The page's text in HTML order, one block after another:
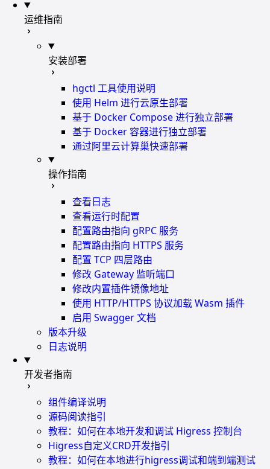
运维指南
安装部署
hgctl 工具使用说明
使用 Helm 进行云原生部署
基于 Docker Compose 进行独立部署
基于 Docker 容器进行独立部署
通过阿里云计算巢快速部署
操作指南
查看日志
查看运行时配置
配置路由指向 gRPC 服务
配置路由指向 HTTPS 服务
配置 TCP 四层路由
修改 Gateway 监听端口
修改内置插件镜像地址
使用 HTTP/HTTPS 协议加载 Wasm 插件
启用 Swagger 文档
版本升级
日志说明
开发者指南
组件编译说明
源码阅读指引
教程：如何在本地开发和调试 Higress 控制台
Higress自定义CRD开发指引
教程：如何在本地进行higress调试和端到端测试